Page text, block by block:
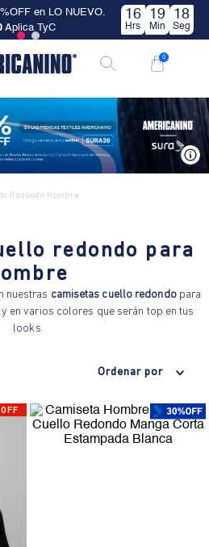
en LO NUEVO.
Aplica TyC
16
Hrs
19
Min
17
Seg
0
Redondo Hombre
redondo para
nuestras camisetas cuello redondopara
en varios colores que serán top en tus
looks.
Ordenar por